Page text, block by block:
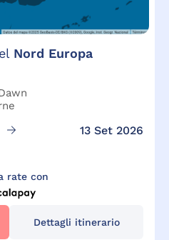
Nord Europa
13 Set 2026
rate con
Dettagli itinerario